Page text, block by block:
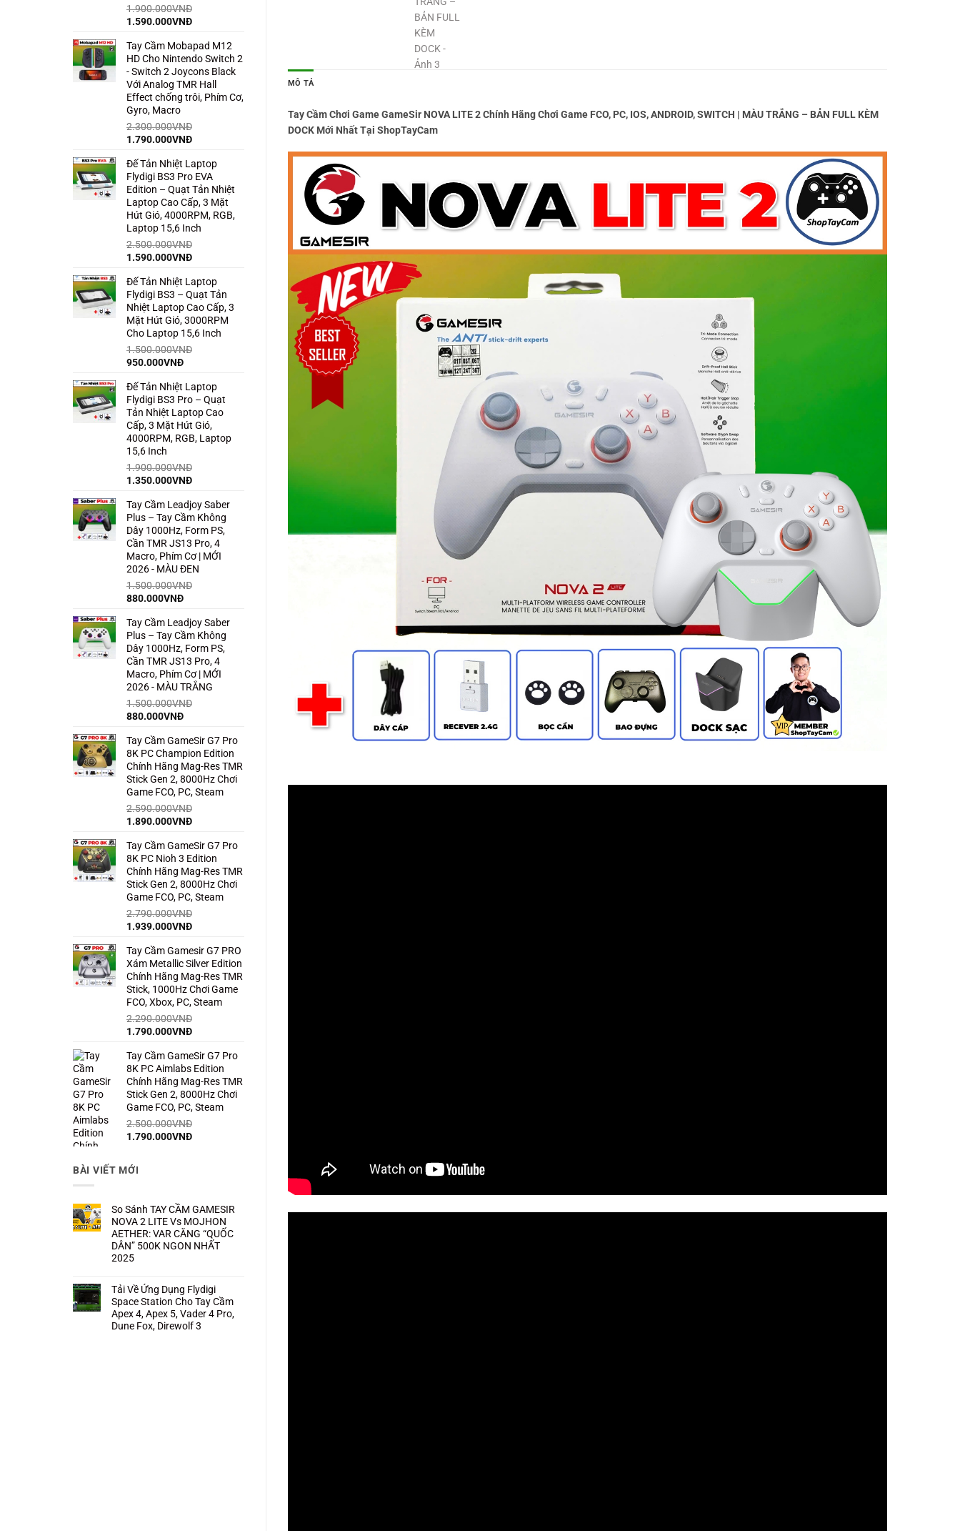
1.900.000VNĐ
Giá
là:
1.900.000VNĐ.
1.590.000VNĐGiá
tại
là:
1.590.000VNĐ.
Tay Cầm Mobapad M12
HD Cho Nintendo Switch 2
- Switch 2 Joycons Black
Với Analog TMR Hall
Effect chống trôi, Phím Cơ,
Gyro, Macro
2.300.000VNĐ
Giá
là:
2.300.000VNĐ.
1.790.000VNĐGiá
tại
là:
1.790.000VNĐ.
Đế Tản Nhiệt Laptop
Flydigi BS3 Pro EVA
Edition – Quạt Tản Nhiệt
Laptop Cao Cấp, 3 Mặt
Hút Gió, 4000RPM, RGB,
Laptop 15,6 Inch
2.500.000VNĐ
Giá
là:
2.500.000VNĐ.
1.590.000VNĐGiá
tại
là:
1.590.000VNĐ.
Đế Tản Nhiệt Laptop
Flydigi BS3 – Quạt Tản
Nhiệt Laptop Cao Cấp, 3
Mặt Hút Gió, 3000RPM
Cho Laptop 15,6 Inch
1.500.000VNĐ
Giá
là:
1.500.000VNĐ.
950.000VNĐGiá
tại
là:
950.000VNĐ.
Đế Tản Nhiệt Laptop
Flydigi BS3 Pro – Quạt
Tản Nhiệt Laptop Cao
Cấp, 3 Mặt Hút Gió,
4000RPM, RGB, Laptop
15,6 Inch
1.900.000VNĐ
Giá
là:
1.900.000VNĐ.
1.350.000VNĐGiá
tại
là:
1.350.000VNĐ.
Tay Cầm Leadjoy Saber
Plus – Tay Cầm Không
Dây 1000Hz, Form PS,
Cần TMR JS13 Pro, 4
Macro, Phím Cơ | MỚI
2026 - MÀU ĐEN
1.500.000VNĐ
Giá
là:
1.500.000VNĐ.
880.000VNĐGiá
tại
là:
880.000VNĐ.
Tay Cầm Leadjoy Saber
Plus – Tay Cầm Không
Dây 1000Hz, Form PS,
Cần TMR JS13 Pro, 4
Macro, Phím Cơ | MỚI
2026 - MÀU TRẮNG
1.500.000VNĐ
Giá
là:
1.500.000VNĐ.
880.000VNĐGiá
tại
là:
880.000VNĐ.
Tay Cầm GameSir G7 Pro
8K PC Champion Edition
Chính Hãng Mag-Res TMR
Stick Gen 2, 8000Hz Chơi
Game FCO, PC, Steam
2.590.000VNĐ
Giá
là:
2.590.000VNĐ.
1.890.000VNĐGiá
tại
là:
1.890.000VNĐ.
Tay Cầm GameSir G7 Pro
8K PC Nioh 3 Edition
Chính Hãng Mag-Res TMR
Stick Gen 2, 8000Hz Chơi
Game FCO, PC, Steam
2.790.000VNĐ
Giá
là:
2.790.000VNĐ.
1.939.000VNĐGiá
tại
là:
1.939.000VNĐ.
Tay Cầm Gamesir G7 PRO
Xám Metallic Silver Edition
Chính Hãng Mag-Res TMR
Stick, 1000Hz Chơi Game
FCO, Xbox, PC, Steam
2.290.000VNĐ
Giá
là:
2.290.000VNĐ.
1.790.000VNĐGiá
tại
là:
1.790.000VNĐ.
Tay Cầm GameSir G7 Pro
8K PC Aimlabs Edition
Chính Hãng Mag-Res TMR
Stick Gen 2, 8000Hz Chơi
Game FCO, PC, Steam
2.500.000VNĐ
Giá
2.500.000VNĐ.
1.790.000VNĐGiá
BÀI VIẾT MỚI
So Sánh TAY CẦM GAMESIR
NOVA 2 LITE Vs MOJHON
AETHER: VAR CĂNG “QUỐC
DÂN” 500K NGON NHẤT
2025
bình
luận
ở
So
Sánh
TAY
Tải Về Ứng Dụng Flydigi
Space Station Cho Tay Cầm
Apex 4, Apex 5, Vader 4 Pro,
Dune Fox, Direwolf 3
MÔ TẢ
Tay Cầm Chơi Game GameSir NOVA LITE 2 Chính Hãng Chơi Game FCO, PC, IOS, ANDROID, SWITCH | MÀU TRẮNG – BẢN FULL KÈM
DOCK Mới Nhất Tại ShopTayCam